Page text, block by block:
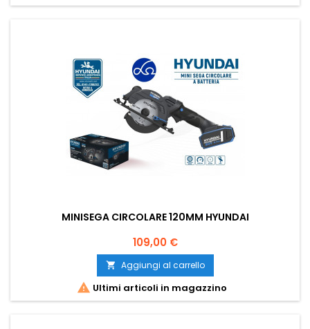
MINISEGA CIRCOLARE 120MM HYUNDAI
Prezzo
109,00 €
 Aggiungi al carrello
 Ultimi articoli in magazzino